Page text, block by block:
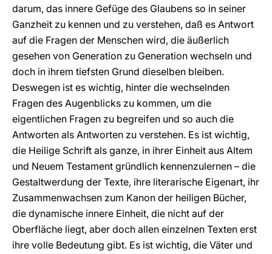
darum, das innere Gefüge des Glaubens so in seiner
Ganzheit zu kennen und zu verstehen, daß es Antwort
auf die Fragen der Menschen wird, die äußerlich
gesehen von Generation zu Generation wechseln und
doch in ihrem tiefsten Grund dieselben bleiben.
Deswegen ist es wichtig, hinter die wechselnden
Fragen des Augenblicks zu kommen, um die
eigentlichen Fragen zu begreifen und so auch die
Antworten als Antworten zu verstehen. Es ist wichtig,
die Heilige Schrift als ganze, in ihrer Einheit aus Altem
und Neuem Testament gründlich kennenzulernen – die
Gestaltwerdung der Texte, ihre literarische Eigenart, ihr
Zusammenwachsen zum Kanon der heiligen Bücher,
die dynamische innere Einheit, die nicht auf der
Oberfläche liegt, aber doch allen einzelnen Texten erst
ihre volle Bedeutung gibt. Es ist wichtig, die Väter und